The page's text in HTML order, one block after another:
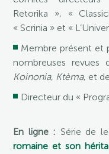
Retorika », «
« Scrinia » et «
Membre présent et
nombreuses revues
Koinonia, Ktèma, et
Directeur du «
En ligne : Série de
romaine et son